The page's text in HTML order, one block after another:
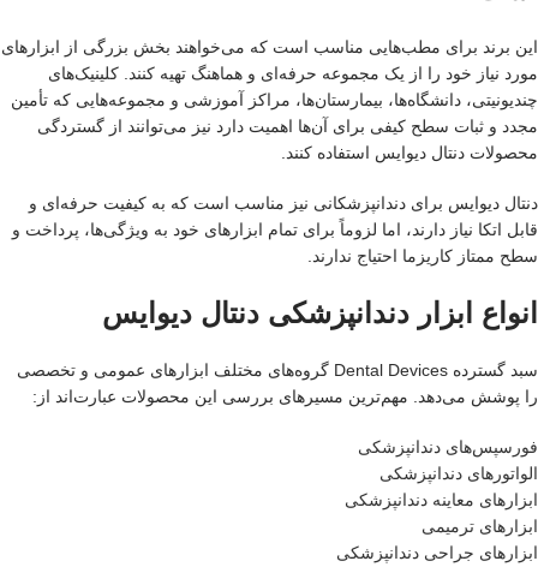
این برند برای مطب‌هایی مناسب است که می‌خواهند بخش بزرگی از ابزارهای
مورد نیاز خود را از یک مجموعه حرفه‌ای و هماهنگ تهیه کنند. کلینیک‌های
چندیونیتی، دانشگاه‌ها، بیمارستان‌ها، مراکز آموزشی و مجموعه‌هایی که تأمین
مجدد و ثبات سطح کیفی برای آن‌ها اهمیت دارد نیز می‌توانند از گستردگی
محصولات دنتال دیوایس استفاده کنند.
دنتال دیوایس برای دندانپزشکانی نیز مناسب است که به کیفیت حرفه‌ای و
قابل اتکا نیاز دارند، اما لزوماً برای تمام ابزارهای خود به ویژگی‌ها، پرداخت و
سطح ممتاز کاریزما احتیاج ندارند.
انواع ابزار دندانپزشکی دنتال دیوایس
سبد گسترده Dental Devices گروه‌های مختلف ابزارهای عمومی و تخصصی
را پوشش می‌دهد. مهم‌ترین مسیرهای بررسی این محصولات عبارت‌اند از:
فورسپس‌های دندانپزشکی
الواتورهای دندانپزشکی
ابزارهای معاینه دندانپزشکی
ابزارهای ترمیمی
ابزارهای جراحی دندانپزشکی